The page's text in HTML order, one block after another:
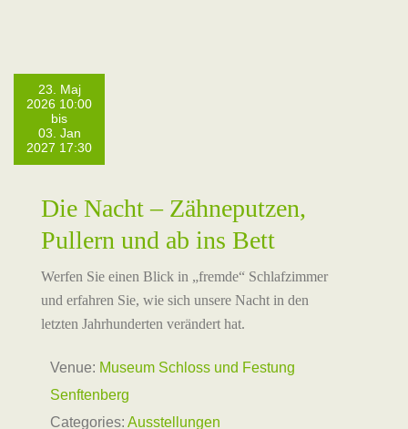
23. Maj
2026 10:00
bis
03. Jan
2027 17:30
Die Nacht – Zähneputzen,
Pullern und ab ins Bett
Werfen Sie einen Blick in „fremde“ Schlafzimmer
und erfahren Sie, wie sich unsere Nacht in den
letzten Jahrhunderten verändert hat.
Venue: Museum Schloss und Festung
Senftenberg
Categories: Ausstellungen